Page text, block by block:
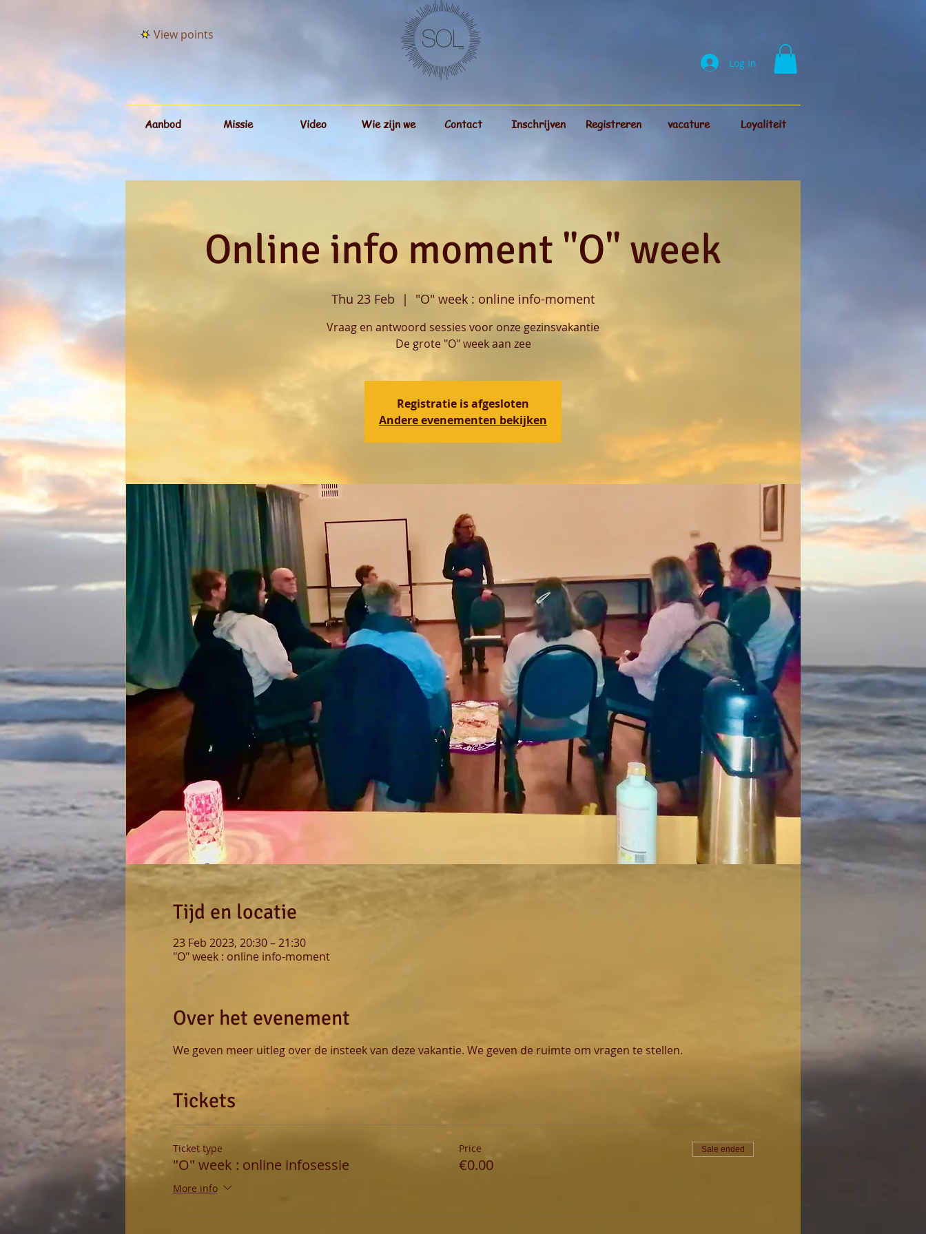
View points
Log In
Aanbod Missie Video Wie zijn we Contact Inschrijven Registreren vacature Loyaliteit
Online info moment "O" week
Thu 23 Feb
  |
"O" week : online info-moment
Vraag en antwoord sessies voor onze gezinsvakantie
De grote "O" week aan zee
Registratie is afgesloten
Andere evenementen bekijken
Tijd en locatie
23 Feb 2023, 20:30 – 21:30
"O" week : online info-moment
Over het evenement
We geven meer uitleg over de insteek van deze vakantie. We geven de ruimte om vragen te stellen.
Tickets
Ticket type
"O" week : online infosessie
More info
Price
€0.00
Sale ended